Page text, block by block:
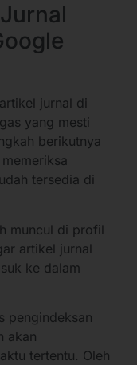
jurnal di
yang mesti
berikutnya
tersedia di
muncul di profil
artikel jurnal
ke dalam
pengindeksan
akan
tertentu. Oleh